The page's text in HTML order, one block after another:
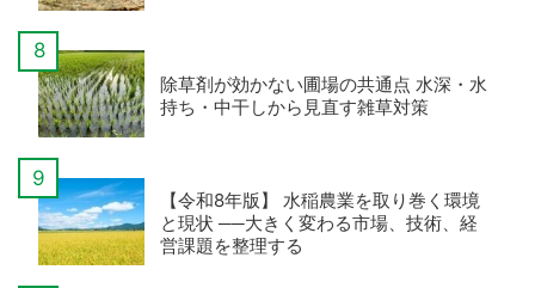
除草剤が効かない圃場の共通点 水深・水
持ち・中干しから見直す雑草対策
【令和8年版】 水稲農業を取り巻く環境
と現状 ──大きく変わる市場、技術、経
営課題を整理する